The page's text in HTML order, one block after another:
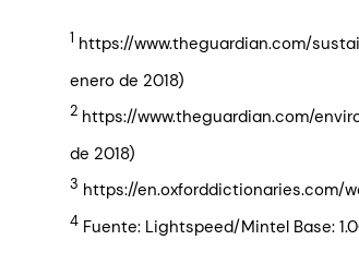
1 https://www.theguardian.com/
enero de 2018)
2 https://www.theguardian.com/
de 2018)
3 https://en.oxforddictionaries.com/
4 Fuente: Lightspeed/Mintel Base: